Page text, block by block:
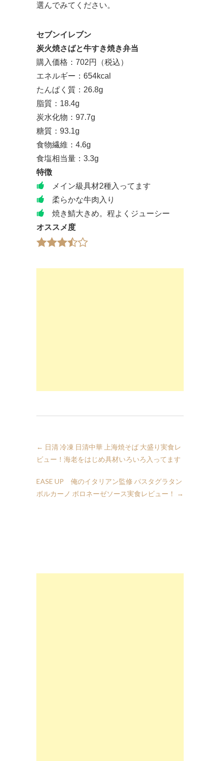
選んでみてください。
セブンイレブン
炭火焼さばと牛すき焼き弁当
購入価格：702円（税込）
エネルギー：654kcal
たんぱく質：26.8g
脂質：18.4g
炭水化物：97.7g
糖質：93.1g
食物繊維：4.6g
食塩相当量：3.3g
特徴
メイン級具材2種入ってます
柔らかな牛肉入り
焼き鯖大きめ。程よくジューシー
オススメ度
← 日清 冷凍 日清中華 上海焼そば 大盛り実食レ
ビュー！海老をはじめ具材いろいろ入ってます
EASE UP 俺のイタリアン監修 パスタグラタン
ボルカーノ ボロネーゼソース実食レビュー！
→